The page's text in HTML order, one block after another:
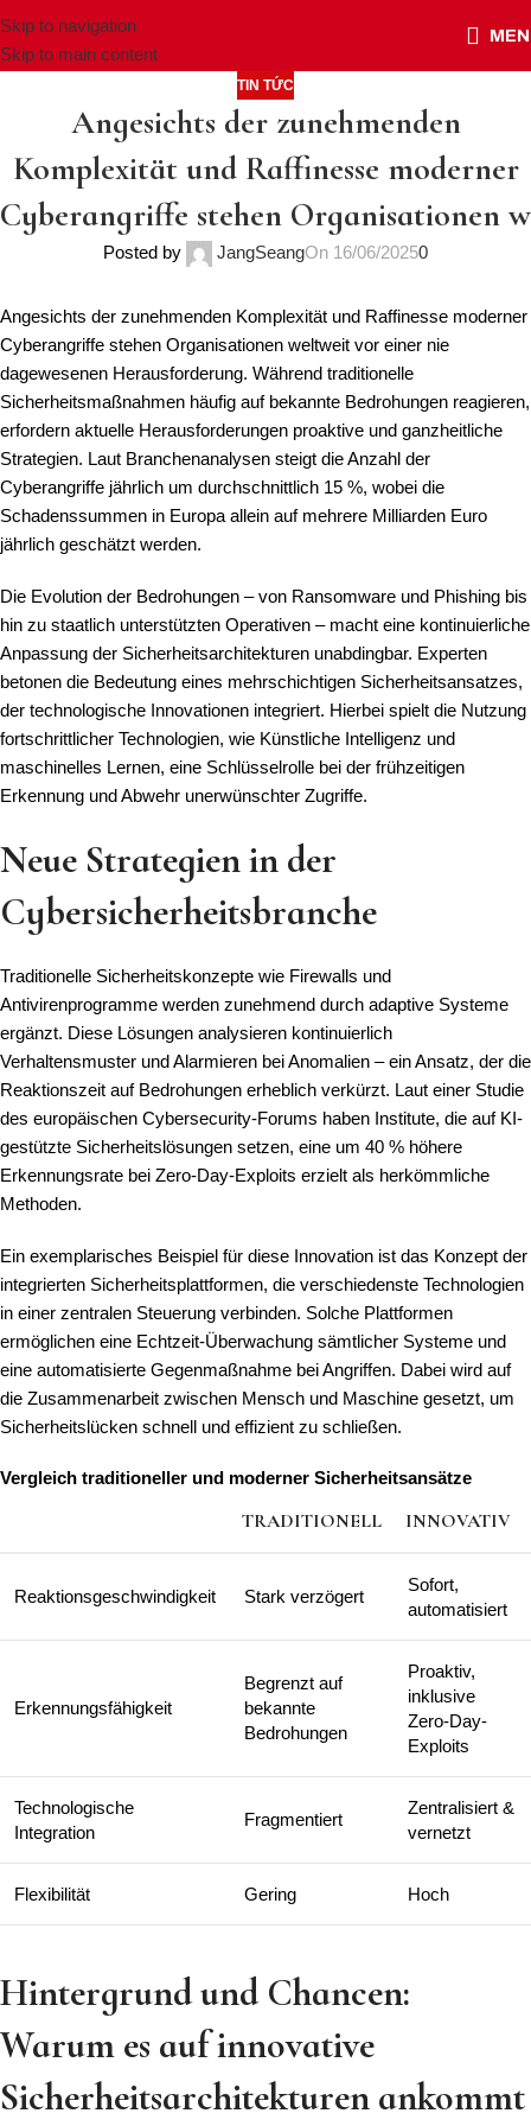
Skip to navigation
Skip to main content
TIN TỨC
Angesichts der zunehmenden
Komplexität und Raffinesse moderner
Cyberangriffe stehen Organisationen w
Posted by JangSeangOn 16/06/20250
Angesichts der zunehmenden Komplexität und Raffinesse moderner
Cyberangriffe stehen Organisationen weltweit vor einer nie
dagewesenen Herausforderung. Während traditionelle
Sicherheitsmaßnahmen häufig auf bekannte Bedrohungen reagieren,
erfordern aktuelle Herausforderungen proaktive und ganzheitliche
Strategien. Laut Branchenanalysen steigt die Anzahl der
Cyberangriffe jährlich um durchschnittlich 15 %, wobei die
Schadenssummen in Europa allein auf mehrere Milliarden Euro
jährlich geschätzt werden.
Die Evolution der Bedrohungen – von Ransomware und Phishing bis
hin zu staatlich unterstützten Operativen – macht eine kontinuierliche
Anpassung der Sicherheitsarchitekturen unabdingbar. Experten
betonen die Bedeutung eines mehrschichtigen Sicherheitsansatzes,
der technologische Innovationen integriert. Hierbei spielt die Nutzung
fortschrittlicher Technologien, wie Künstliche Intelligenz und
maschinelles Lernen, eine Schlüsselrolle bei der frühzeitigen
Erkennung und Abwehr unerwünschter Zugriffe.
Neue Strategien in der
Cybersicherheitsbranche
Traditionelle Sicherheitskonzepte wie Firewalls und
Antivirenprogramme werden zunehmend durch adaptive Systeme
ergänzt. Diese Lösungen analysieren kontinuierlich
Verhaltensmuster und Alarmieren bei Anomalien – ein Ansatz, der die
Reaktionszeit auf Bedrohungen erheblich verkürzt. Laut einer Studie
des europäischen Cybersecurity-Forums haben Institute, die auf KI-
gestützte Sicherheitslösungen setzen, eine um 40 % höhere
Erkennungsrate bei Zero-Day-Exploits erzielt als herkömmliche
Methoden.
Ein exemplarisches Beispiel für diese Innovation ist das Konzept der
integrierten Sicherheitsplattformen, die verschiedenste Technologien
in einer zentralen Steuerung verbinden. Solche Plattformen
ermöglichen eine Echtzeit-Überwachung sämtlicher Systeme und
eine automatisierte Gegenmaßnahme bei Angriffen. Dabei wird auf
die Zusammenarbeit zwischen Mensch und Maschine gesetzt, um
Sicherheitslücken schnell und effizient zu schließen.
Vergleich traditioneller und moderner Sicherheitsansätze
TRADITIONELL INNOVATIV
Reaktionsgeschwindigkeit Stark verzögert
Sofort,
automatisiert
Erkennungsfähigkeit
Begrenzt auf
bekannte
Bedrohungen
Proaktiv,
inklusive
Zero-Day-
Exploits
Technologische
Integration
Fragmentiert
Zentralisiert &
vernetzt
Flexibilität Gering Hoch
Hintergrund und Chancen:
Warum es auf innovative
Sicherheitsarchitekturen ankommt